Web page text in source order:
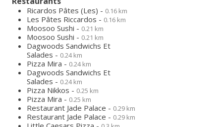
Ricardos Pâtes (Les) - 0.16 km
Les Pâtes Riccardos - 0.16 km
Moosoo Sushi - 0.21 km
Moosoo Sushi - 0.21 km
Dagwoods Sandwichs Et
Salades - 0.24 km
Pizza Mira - 0.24 km
Dagwoods Sandwichs Et
Salades - 0.24 km
Pizza Nikkos - 0.25 km
Pizza Mira - 0.25 km
Restaurant Jade Palace - 0.29 km
Restaurant Jade Palace - 0.29 km